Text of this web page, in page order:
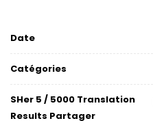
Date
Catégories
SHer 5 / 5000 Translation
Results Partager